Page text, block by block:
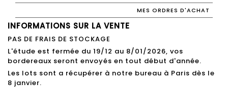
MES ORDRES D'ACHAT
INFORMATIONS SUR LA VENTE
PAS DE FRAIS DE STOCKAGE
L'étude est fermée du 19/12 au 8/01/2026, vos
bordereaux seront envoyés en tout début d'année.
Les lots sont a récupérer à notre bureau à Paris dès le
8 janvier.